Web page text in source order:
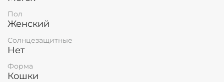
Пол
Женский
Солнцезащитные
Нет
Форма
Кошки